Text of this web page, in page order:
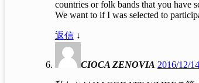
countries or folk bands that you have
We want to if I was selected to
返信 ↓
CIOCA ZENOVIA 2016/12/